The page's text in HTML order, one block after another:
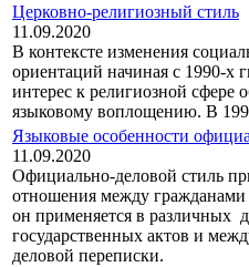
Церковно-религиозный стиль
11.09.2020
В контексте изменения
ориентаций начиная с 1990-х
интерес к религиозной сфере
языковому воплощению. В
Языковые особенности
11.09.2020
Официально-деловой стиль
отношения между гражданами
он применяется в различных
государственных актов и
деловой переписки.